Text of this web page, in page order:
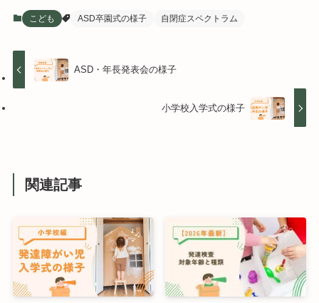
こども ASD卒園式の様子 自閉症スペクトラム
ASD・年長発表会の様子
小学校入学式の様子
関連記事